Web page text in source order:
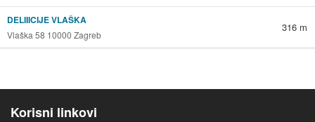
DELIIICIJE VLAŠKA
Vlaška 58 10000 Zagreb
316 m
Korisni linkovi